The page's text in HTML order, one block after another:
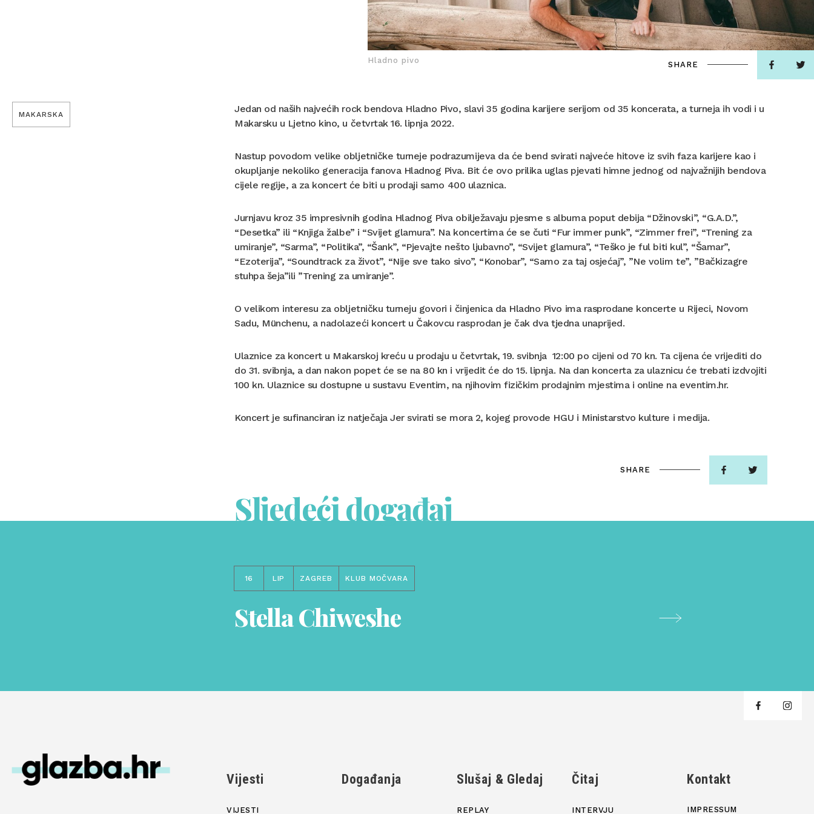
Hladno pivo SHARE
MAKARSKA
Jedan od naših najvećih rock bendova Hladno Pivo, slavi 35 godina karijere serijom od 35 koncerata, a turneja ih vodi i u
Makarsku u Ljetno kino, u četvrtak 16. lipnja 2022.
Nastup povodom velike obljetničke turneje podrazumijeva da će bend svirati najveće hitove iz svih faza karijere kao i
okupljanje nekoliko generacija fanova Hladnog Piva. Bit će ovo prilika uglas pjevati himne jednog od najvažnijih bendova
cijele regije, a za koncert će biti u prodaji samo 400 ulaznica.
Jurnjavu kroz 35 impresivnih godina Hladnog Piva obilježavaju pjesme s albuma poput debija “Džinovski”, “G.A.D.”,
“Desetka” ili “Knjiga žalbe” i “Svijet glamura”. Na koncertima će se čuti “Fur immer punk”, “Zimmer frei”, “Trening za
umiranje”, “Sarma”, “Politika”, “Šank”, “Pjevajte nešto ljubavno”, “Svijet glamura”, “Teško je ful biti kul”, “Šamar”,
“Ezoterija”, “Soundtrack za život”, “Nije sve tako sivo”, “Konobar”, “Samo za taj osjećaj”, ”Ne volim te”, ”Bačkizagre
stuhpa šeja”ili ”Trening za umiranje”.
O velikom interesu za obljetničku turneju govori i činjenica da Hladno Pivo ima rasprodane koncerte u Rijeci, Novom
Sadu, Münchenu, a nadolazeći koncert u Čakovcu rasprodan je čak dva tjedna unaprijed.
Ulaznice za koncert u Makarskoj kreću u prodaju u četvrtak, 19. svibnja 12:00 po cijeni od 70 kn. Ta cijena će vrijediti do
do 31. svibnja, a dan nakon popet će se na 80 kn i vrijedit će do 15. lipnja. Na dan koncerta za ulaznicu će trebati izdvojiti
100 kn. Ulaznice su dostupne u sustavu Eventim, na njihovim fizičkim prodajnim mjestima i online na eventim.hr.
Koncert je sufinanciran iz natječaja Jer svirati se mora 2, kojeg provode HGU i Ministarstvo kulture i medija.
SHARE
Sljedeći događaj
16 LIP ZAGREB KLUB MOČVARA
Stella Chiweshe
Vijesti
VIJESTI
Događanja Slušaj & Gledaj
REPLAY
Čitaj
INTERVJU
Kontakt
IMPRESSUM